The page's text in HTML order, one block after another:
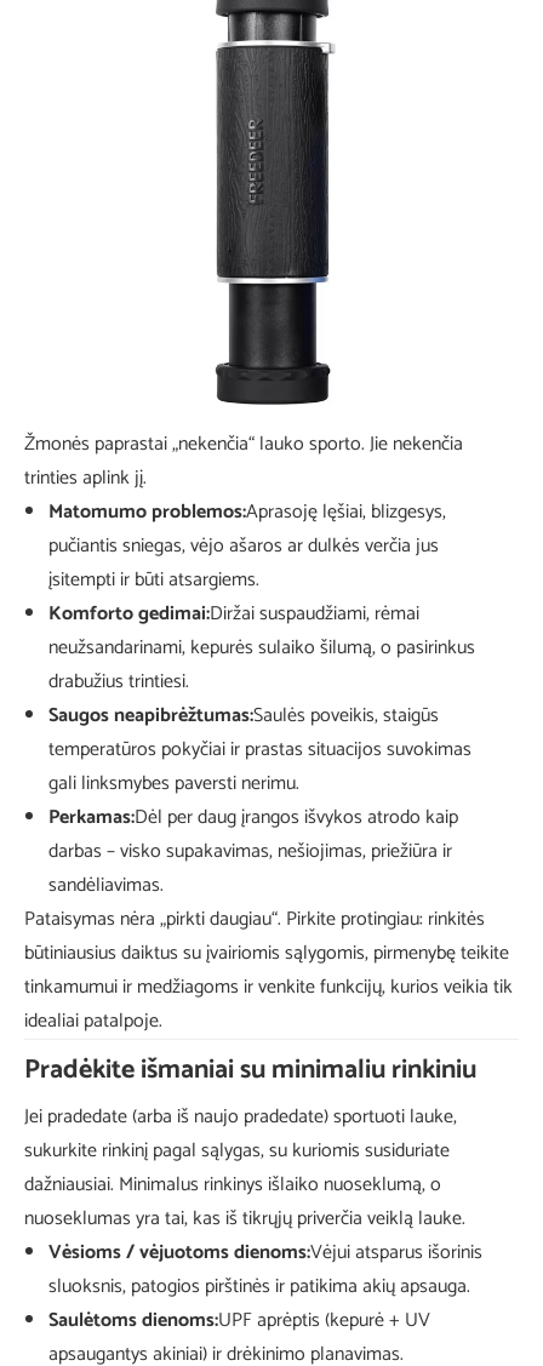
Žmonės paprastai „nekenčia“ lauko sporto. Jie nekenčia
trinties aplink jį.
Matomumo problemos:Aprasoję lęšiai, blizgesys,
pučiantis sniegas, vėjo ašaros ar dulkės verčia jus
įsitempti ir būti atsargiems.
Komforto gedimai:Diržai suspaudžiami, rėmai
neužsandarinami, kepurės sulaiko šilumą, o pasirinkus
drabužius trintiesi.
Saugos neapibrėžtumas:Saulės poveikis, staigūs
temperatūros pokyčiai ir prastas situacijos suvokimas
gali linksmybes paversti nerimu.
Perkamas:Dėl per daug įrangos išvykos ​​atrodo kaip
darbas – visko supakavimas, nešiojimas, priežiūra ir
sandėliavimas.
Pataisymas nėra „pirkti daugiau“. Pirkite protingiau: rinkitės
būtiniausius daiktus su įvairiomis sąlygomis, pirmenybę teikite
tinkamumui ir medžiagoms ir venkite funkcijų, kurios veikia tik
idealiai patalpoje.
Pradėkite išmaniai su minimaliu rinkiniu
Jei pradedate (arba iš naujo pradedate) sportuoti lauke,
sukurkite rinkinį pagal sąlygas, su kuriomis susiduriate
dažniausiai. Minimalus rinkinys išlaiko nuoseklumą, o
nuoseklumas yra tai, kas iš tikrųjų priverčia veiklą lauke.
Vėsioms / vėjuotoms dienoms:Vėjui atsparus išorinis
sluoksnis, patogios pirštinės ir patikima akių apsauga.
Saulėtoms dienoms:UPF aprėptis (kepurė + UV
apsaugantys akiniai) ir drėkinimo planavimas.